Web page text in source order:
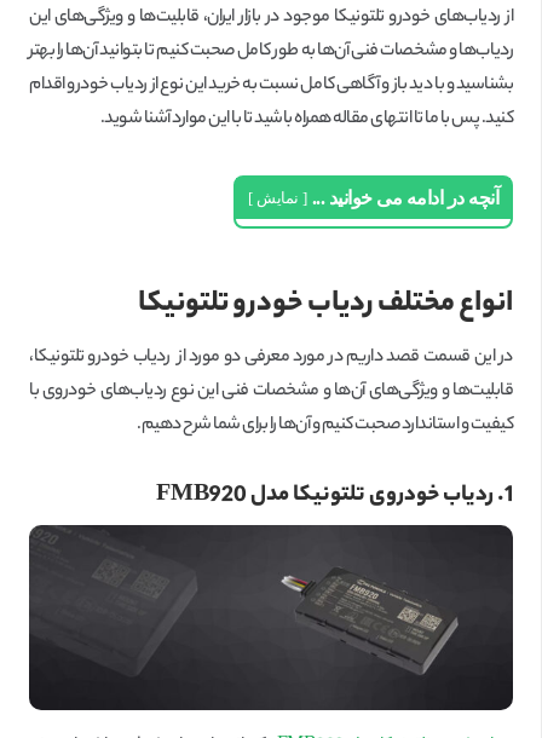
از ردیاب‌های خودرو تلتونیکا موجود در بازار ایران، قابلیت‌ها و ویژگی‌های این
ردیاب‌ها و مشخصات فنی آن‌ها به طور کامل صحبت کنیم تا بتوانید آن‌ها را بهتر
بشناسید و با دید باز و آگاهی کامل نسبت به خرید این نوع از ردیاب خودرو اقدام
کنید. پس با ما تا انتهای مقاله همراه باشید تا با این موارد آشنا شوید.
آنچه در ادامه می خوانید ... نمایش
انواع مختلف ردیاب خودرو تلتونیکا
در این قسمت قصد داریم در مورد معرفی دو مورد از ردیاب خودرو تلتونیکا،
قابلیت‌ها و ویژگی‌های آن‌ها و مشخصات فنی این نوع ردیاب‌های خودروی با
کیفیت و استاندارد صحبت کنیم و آن‌ها را برای شما شرح دهیم.
1. ردیاب خودروی تلتونیکا مدل FMB920